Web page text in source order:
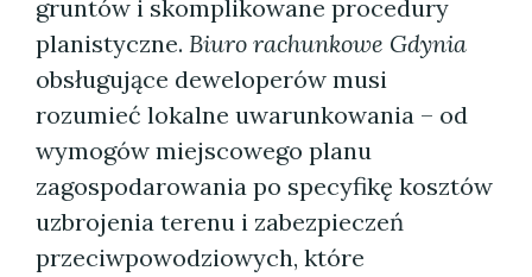
gruntów i skomplikowane procedury
planistyczne. Biuro rachunkowe Gdynia
obsługujące deweloperów musi
rozumieć lokalne uwarunkowania – od
wymogów miejscowego planu
zagospodarowania po specyfikę kosztów
uzbrojenia terenu i zabezpieczeń
przeciwpowodziowych, które